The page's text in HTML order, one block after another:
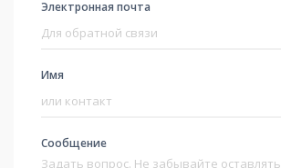
Электронная почта
Имя
Сообщение